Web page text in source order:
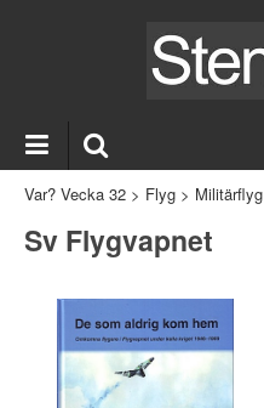
Var? Vecka 32 > Flyg > Militärflyg
Sv Flygvapnet